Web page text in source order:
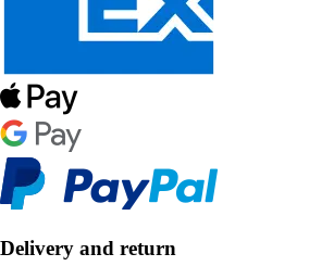
Delivery and return